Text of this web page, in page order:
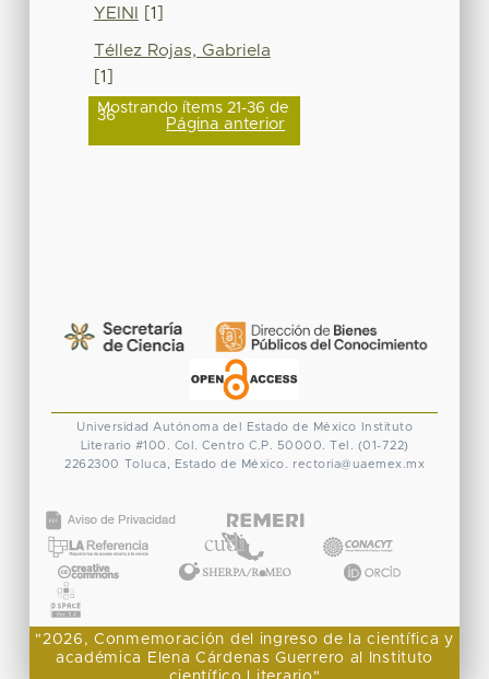
YEINI
[1]
Téllez Rojas, Gabriela
[1]
Mostrando ítems 21-36 de
36 Página anterior
Universidad Autónoma del Estado de México
Instituto
Literario #100. Col. Centro C.P. 50000. Tel. (01-722)
2262300 Toluca, Estado de México. rectoria@uaemex.mx
"2026, Conmemoración del ingreso de la científica y
académica Elena Cárdenas Guerrero al Instituto